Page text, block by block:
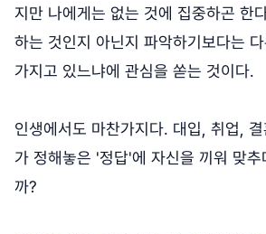
지만 나에게는 없는 것에 집중하곤 한
하는 것인지 아닌지 파악하기보다는
가지고 있느냐에 관심을 쏟는 것이다.
인생에서도 마찬가지다. 대입, 취업,
가 정해놓은 '정답'에 자신을 끼워 맞
까?